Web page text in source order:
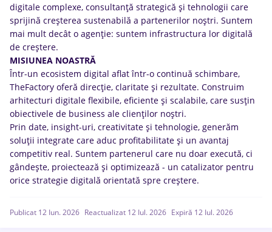
digitale complexe, consultanță strategică și tehnologii care
sprijină creșterea sustenabilă a partenerilor noștri. Suntem
mai mult decât o agenție: suntem infrastructura lor digitală
de creștere.
MISIUNEA NOASTRĂ
Într-un ecosistem digital aflat într-o continuă schimbare,
TheFactory oferă direcție, claritate și rezultate. Construim
arhitecturi digitale flexibile, eficiente și scalabile, care susțin
obiectivele de business ale clienților noștri.
Prin date, insight-uri, creativitate și tehnologie, generăm
soluții integrate care aduc profitabilitate și un avantaj
competitiv real. Suntem partenerul care nu doar execută, ci
gândește, proiectează și optimizează - un catalizator pentru
orice strategie digitală orientată spre creștere.
Publicat 12 Iun. 2026 Reactualizat 12 Iul. 2026 Expiră 12 Iul. 2026